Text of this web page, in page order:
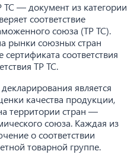
ТС — документ из категории
соответствие
союза (ТР ТС).
рынки союзных стран
соответствия
ТР ТС.
является
качества продукции,
территории стран —
союза. Каждая из
о соответствии
товарной группе.